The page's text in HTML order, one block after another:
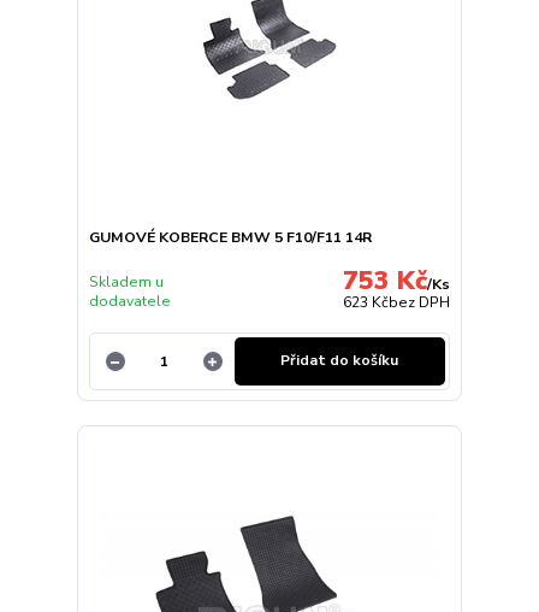
GUMOVÉ KOBERCE BMW 5 F10/F11 14R
753 Kč/Ks
623 Kčbez DPH
Skladem u
dodavatele
Přidat do košíku